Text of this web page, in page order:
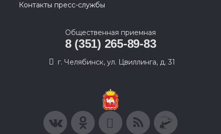
Контакты пресс-службы
Общественная приемная
8 (351) 265-89-83
г. Челябинск, ул. Цвиллинга, д. 31